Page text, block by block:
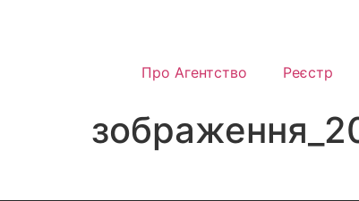
Про Агентство Реєстр